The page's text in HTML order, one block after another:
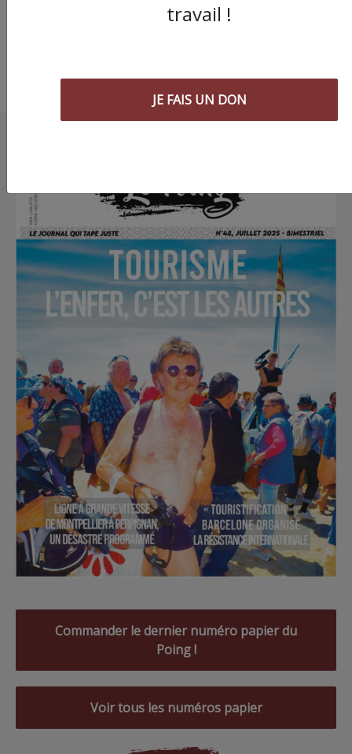
Commander le dernier numéro papier du
Poing !
Voir tous les numéros papier
travail !
JE FAIS UN DON